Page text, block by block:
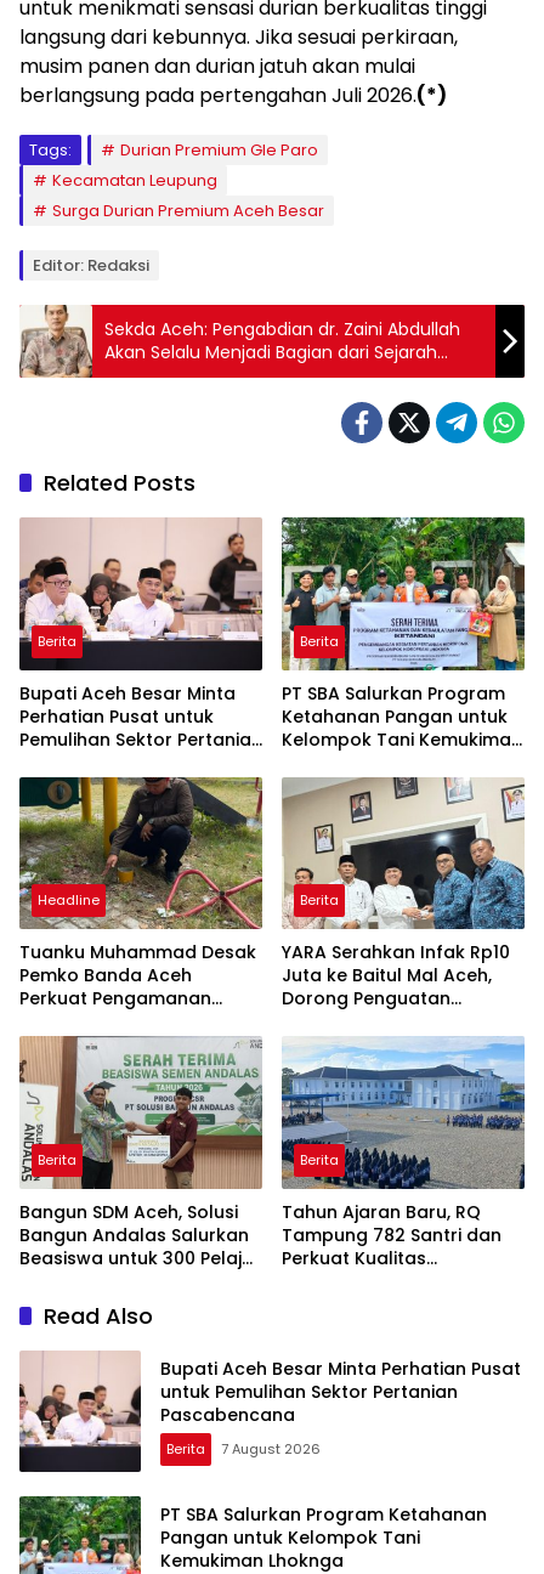
untuk menikmati sensasi durian berkualitas tinggi
langsung dari kebunnya. Jika sesuai perkiraan,
musim panen dan durian jatuh akan mulai
berlangsung pada pertengahan Juli 2026.(*)
Tags:
Durian Premium Gle Paro
Kecamatan Leupung
Surga Durian Premium Aceh Besar
Editor: Redaksi
Sekda Aceh: Pengabdian dr. Zaini Abdullah
Akan Selalu Menjadi Bagian dari Sejarah
Aceh
Related Posts
Berita
Bupati Aceh Besar Minta
Perhatian Pusat untuk
Pemulihan Sektor Pertanian
Berita
PT SBA Salurkan Program
Ketahanan Pangan untuk
Kelompok Tani Kemukiman
Headline
Tuanku Muhammad Desak
Pemko Banda Aceh
Perkuat Pengamanan
Berita
YARA Serahkan Infak Rp10
Juta ke Baitul Mal Aceh,
Dorong Penguatan
Amanah
Berita
Bangun SDM Aceh, Solusi
Bangun Andalas Salurkan
Beasiswa untuk 300 Pelajar
Berita
Tahun Ajaran Baru, RQ
Tampung 782 Santri dan
Perkuat Kualitas
Read Also
Bupati Aceh Besar Minta Perhatian Pusat
untuk Pemulihan Sektor Pertanian
Pascabencana
Berita 7 August 2026
PT SBA Salurkan Program Ketahanan
Pangan untuk Kelompok Tani
Kemukiman Lhoknga